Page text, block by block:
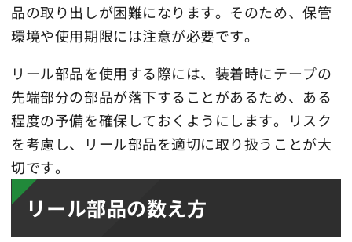
品の取り出しが困難になります。そのため、保管
環境や使用期限には注意が必要です。
リール部品を使用する際には、装着時にテープの
先端部分の部品が落下することがあるため、ある
程度の予備を確保しておくようにします。リスク
を考慮し、リール部品を適切に取り扱うことが大
切です。
リール部品の数え方